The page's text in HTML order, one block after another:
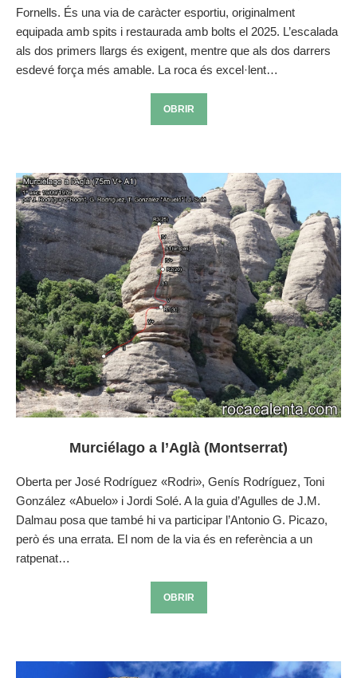
Fornells. És una via de caràcter esportiu, originalment
equipada amb spits i restaurada amb bolts el 2025. L’escalada
als dos primers llargs és exigent, mentre que als dos darrers
esdevé força més amable. La roca és excel·lent…
OBRIR
Murciélago a l’Aglà (Montserrat)
Oberta per José Rodríguez «Rodri», Genís Rodríguez, Toni
González «Abuelo» i Jordi Solé. A la guia d’Agulles de J.M.
Dalmau posa que també hi va participar l’Antonio G. Picazo,
però és una errata. El nom de la via és en referència a un
ratpenat…
OBRIR